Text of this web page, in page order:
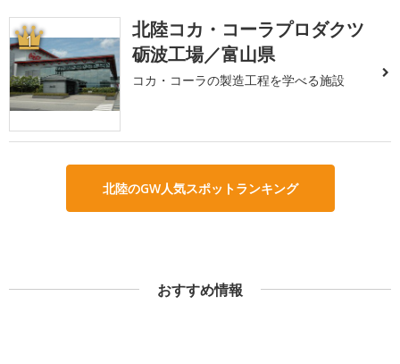
1
北陸コカ・コーラプロダクツ
砺波工場／富山県
コカ・コーラの製造工程を学べる施設
北陸のGW人気スポットランキング
おすすめ情報